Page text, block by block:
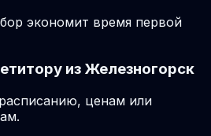
экономит время первой
из Железногорск
ценам или